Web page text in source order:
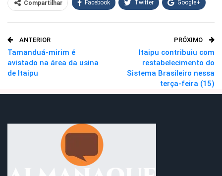
Compartilhar Facebook Twitter Google+
O email
ANTERIOR
Tamanduá-mirim é
avistado na área da usina
de Itaipu
PRÓXIMO
Itaipu contribuiu com
restabelecimento do
Sistema Brasileiro nessa
terça-feira (15)